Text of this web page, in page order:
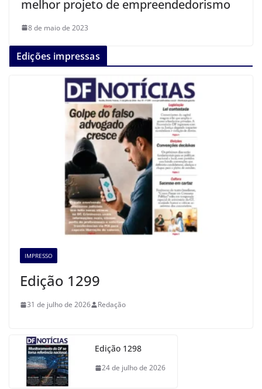
melhor projeto de empreendedorismo
8 de maio de 2023
Edições impressas
IMPRESSO
Edição 1299
31 de julho de 2026 Redação
Edição 1298
24 de julho de 2026